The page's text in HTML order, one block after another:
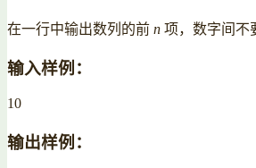
在一行中输出数列的前 n 项，数字间不
输入样例：
10
输出样例：